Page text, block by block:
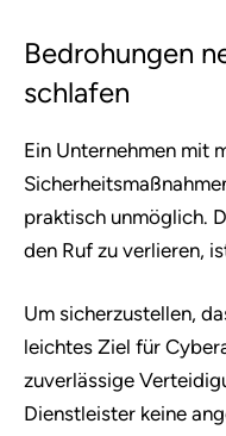
Bedrohungen
schlafen
Ein Unternehmen mit
praktisch unmöglich.
den Ruf zu verlieren,
Um sicherzustellen,
leichtes Ziel für
zuverlässige
Dienstleister keine